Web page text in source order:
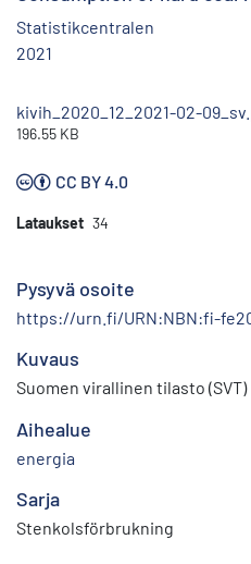
Statistikcentralen
2021
kivih_2020_12_2021-02-
196.55 KB
CC BY 4.0
Lataukset 34
Pysyvä osoite
https://urn.fi/URN:NBN:fi-
Kuvaus
Suomen virallinen tilasto (SVT)
Aihealue
energia
Sarja
Stenkolsförbrukning